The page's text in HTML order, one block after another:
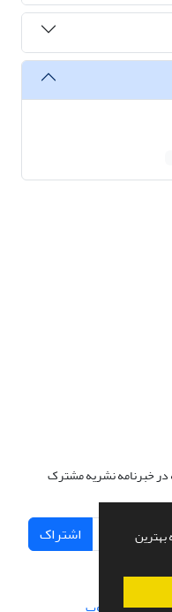
بهترین
در خبرنامه نشریه مشترک
اشتراک